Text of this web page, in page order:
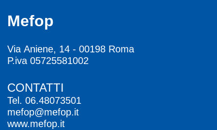
Mefop
Via Aniene, 14 - 00198 Roma
P.iva 05725581002
CONTATTI
Tel. 06.48073501
mefop@mefop.it
www.mefop.it